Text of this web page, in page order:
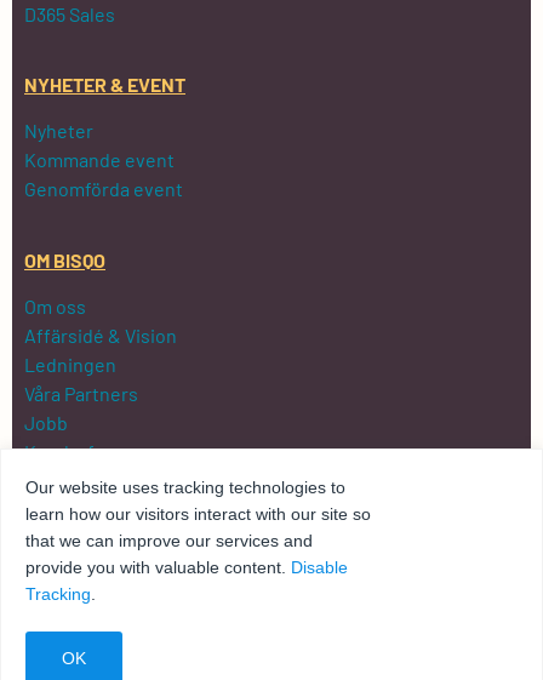
D365 Sales
NYHETER & EVENT
Nyheter
Kommande event
Genomförda event
OM BISQO
Om oss
Affärsidé & Vision
Ledningen
Våra Partners
Jobb
Kundreferenser
Kontakta oss
Integritetspolicy
Our website uses tracking technologies to
learn how our visitors interact with our site so
that we can improve our services and
provide you with valuable content. Disable
Tracking